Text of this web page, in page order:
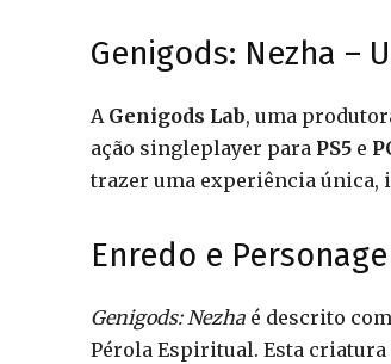
Genigods: Nezha –
A Genigods Lab, uma
ação singleplayer para PS5 e
trazer uma experiência
Enredo e
Genigods: Nezha é descrito
Pérola Espiritual. Esta criatura